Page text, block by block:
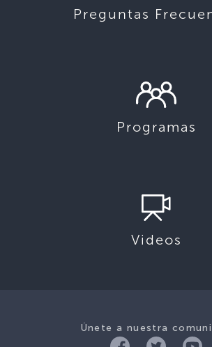
Preguntas
Programas
Videos
Únete a nuestra